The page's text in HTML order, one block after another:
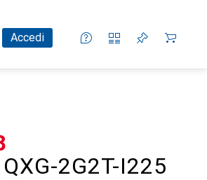
Accedi
desideri
QXG-2G2T-I225